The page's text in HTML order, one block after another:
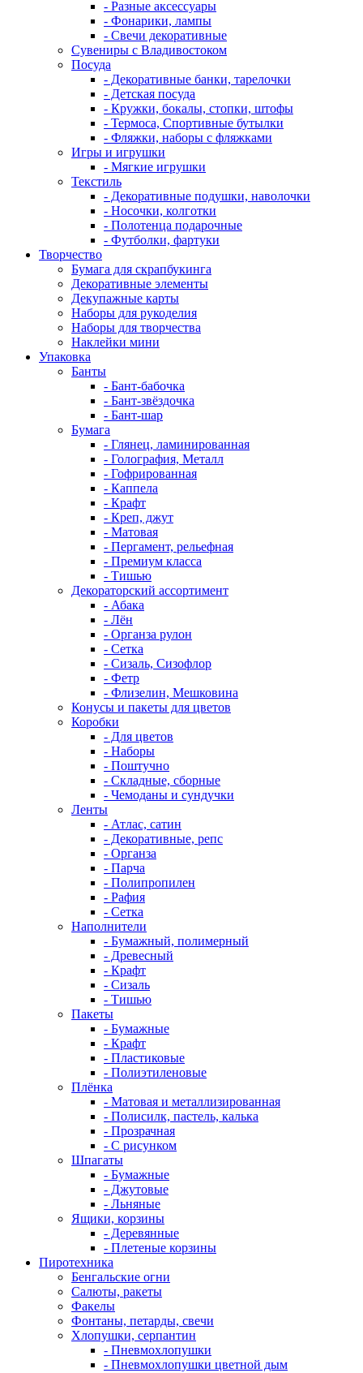
- Разные аксессуары
- Фонарики, лампы
- Свечи декоративные
Сувениры с Владивостоком
Посуда
- Декоративные банки, тарелочки
- Детская посуда
- Кружки, бокалы, стопки, штофы
- Термоса, Спортивные бутылки
- Фляжки, наборы с фляжками
Игры и игрушки
- Мягкие игрушки
Текстиль
- Декоративные подушки, наволочки
- Носочки, колготки
- Полотенца подарочные
- Футболки, фартуки
Творчество
Бумага для скрапбукинга
Декоративные элементы
Декупажные карты
Наборы для рукоделия
Наборы для творчества
Наклейки мини
Упаковка
Банты
- Бант-бабочка
- Бант-звёздочка
- Бант-шар
Бумага
- Глянец, ламинированная
- Голография, Металл
- Гофрированная
- Каппела
- Крафт
- Креп, джут
- Матовая
- Пергамент, рельефная
- Премиум класса
- Тишью
Декораторский ассортимент
- Абака
- Лён
- Органза рулон
- Сетка
- Сизаль, Сизофлор
- Фетр
- Флизелин, Мешковина
Конусы и пакеты для цветов
Коробки
- Для цветов
- Наборы
- Поштучно
- Складные, сборные
- Чемоданы и сундучки
Ленты
- Атлас, сатин
- Декоративные, репс
- Органза
- Парча
- Полипропилен
- Рафия
- Сетка
Наполнители
- Бумажный, полимерный
- Древесный
- Крафт
- Сизаль
- Тишью
Пакеты
- Бумажные
- Крафт
- Пластиковые
- Полиэтиленовые
Плёнка
- Матовая и металлизированная
- Полисилк, пастель, калька
- Прозрачная
- С рисунком
Шпагаты
- Бумажные
- Джутовые
- Льняные
Ящики, корзины
- Деревянные
- Плетеные корзины
Пиротехника
Бенгальские огни
Салюты, ракеты
Факелы
Фонтаны, петарды, свечи
Хлопушки, серпантин
- Пневмохлопушки
- Пневмохлопушки цветной дым